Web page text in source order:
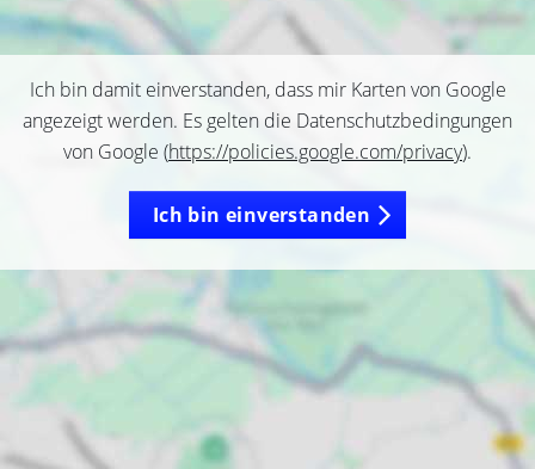
Ich bin damit einverstanden, dass mir Karten von Google
angezeigt werden. Es gelten die Datenschutzbedingungen
von Google (https://policies.google.com/privacy).
Ich bin einverstanden